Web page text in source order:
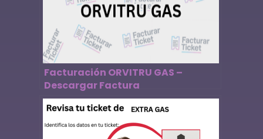
Facturación ORVITRU GAS –
Descargar Factura